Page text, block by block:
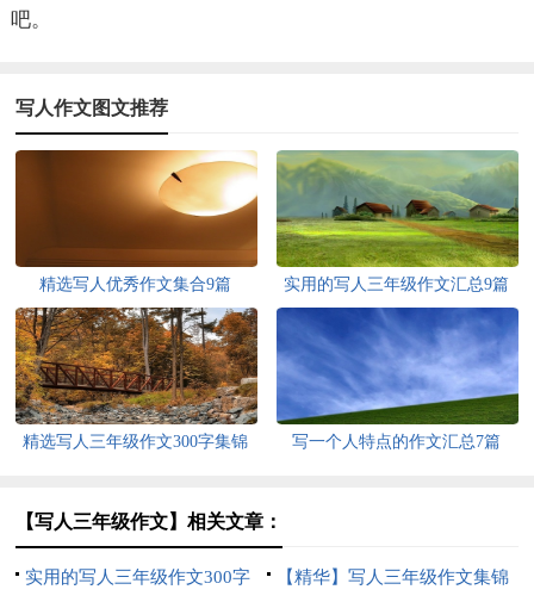
吧。
写人作文图文推荐
精选写人优秀作文集合9篇 实用的写人三年级作文汇总9篇
精选写人三年级作文300字集锦
写一个人特点的作文汇总7篇
【写人三年级作文】相关文章：
实用的写人三年级作文300字
【精华】写人三年级作文集锦